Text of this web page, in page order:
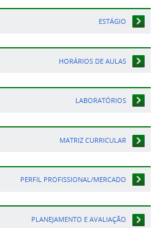
ESTÁGIO
HORÁRIOS DE AULAS
LABORATÓRIOS
MATRIZ CURRICULAR
PERFIL PROFISSIONAL/MERCADO
PLANEJAMENTO E AVALIAÇÃO